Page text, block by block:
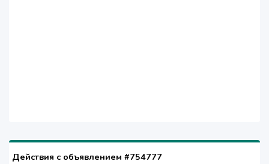
Действия с объявлением #754777